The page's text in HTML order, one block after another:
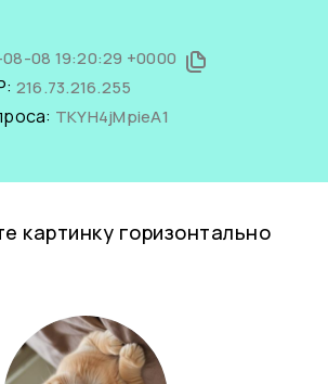
08 19:20:29 +0000
216.73.216.255
TKYH4jMpieA1
картинку горизонтально